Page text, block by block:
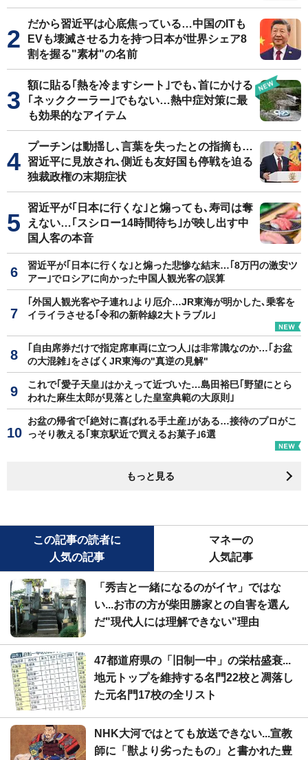
だから習近平は心底焦っている…中国のITも
EVも壊滅させる力を持つ日本が世界シェア8
割を握る"素材"の名前
額に貼る｢熱を冷ますシート｣でも､首にかける
｢ネッククーラー｣でもない…熱中症対策に最
も効果的なアイテム
プーチンは動揺し､言葉を失ったとの指摘も…
習近平に見放され､側近も友好国も停戦を迫る
独裁政権の末期症状
習近平が｢日本に行くな｣と煽っても､寿司は奪
えない…｢スシロー14時間待ち｣が映し出す中
国人客の本音
習近平が｢日本に行くな｣と煽った悲惨な結末…｢8万円の激安ツ
アー｣でロシアに向かった中国人観光客の誤算
｢外国人観光客や子連れ｣より厄介…JR東海が明かした､乗客を
イライラさせる｢令和の新幹線2大トラブル｣
｢自由席券だけで指定席車両に立つ人｣は非常識なのか…｢お盆
の大混雑｣をさばくJR東海の"真逆の見解"
これで｢愛子天皇｣はかえって近づいた…島田裕巳｢野望にとら
われた麻生太郎が見落とした皇室典範の大原則｣
お盆の帰省で｢絶対に喜ばれる手土産｣がある…接待のプロがこ
っそり教える｢東京駅近で買えるお菓子｣6選
もっと見る
この記事の読者に
人気の記事
マネーの
人気記事
「秀吉と一緒になるのがイヤ」ではな
い...お市の方が柴田勝家との自害を選ん
だ"現代人には理解できない"理由
47都道府県の「旧制一中」の栄枯盛衰...
地元トップを維持する名門22校と凋落し
た元名門17校の全リスト
NHK大河ではとても放送できない...宣教
師に「獣より劣ったもの」と書かれた豊